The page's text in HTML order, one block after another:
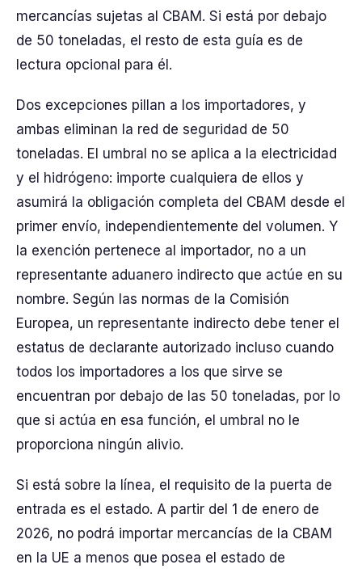
mercancías sujetas al CBAM. Si está por debajo
de 50 toneladas, el resto de esta guía es de
lectura opcional para él.
Dos excepciones pillan a los importadores, y
ambas eliminan la red de seguridad de 50
toneladas. El umbral no se aplica a la electricidad
y el hidrógeno: importe cualquiera de ellos y
asumirá la obligación completa del CBAM desde el
primer envío, independientemente del volumen. Y
la exención pertenece al importador, no a un
representante aduanero indirecto que actúe en su
nombre. Según las normas de la Comisión
Europea, un representante indirecto debe tener el
estatus de declarante autorizado incluso cuando
todos los importadores a los que sirve se
encuentran por debajo de las 50 toneladas, por lo
que si actúa en esa función, el umbral no le
proporciona ningún alivio.
Si está sobre la línea, el requisito de la puerta de
entrada es el estado. A partir del 1 de enero de
2026, no podrá importar mercancías de la CBAM
en la UE a menos que posea el estado de